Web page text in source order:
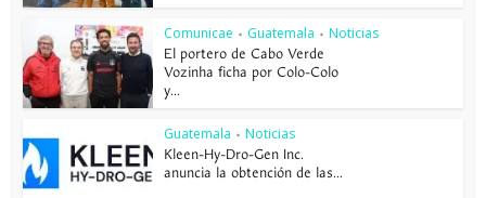
Comunicae • Guatemala • Noticias
El portero de Cabo Verde
Vozinha ficha por Colo-Colo
y...
Guatemala • Noticias
Kleen-Hy-Dro-Gen Inc.
anuncia la obtención de las...